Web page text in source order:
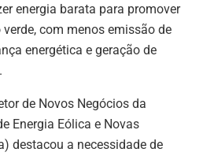
energia barata para promover
com menos emissão de
energética e geração de
de Novos Negócios da
Energia Eólica e Novas
destacou a necessidade de
NOSSA
com as últimas
brasileiro.